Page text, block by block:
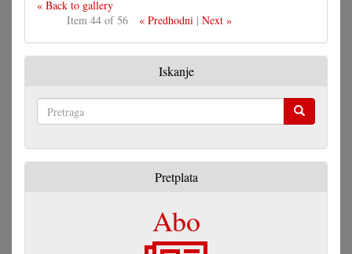
« Back to gallery
Item 44 of 56
« Predhodni| Next »
Iskanje
Pretplata
Abo